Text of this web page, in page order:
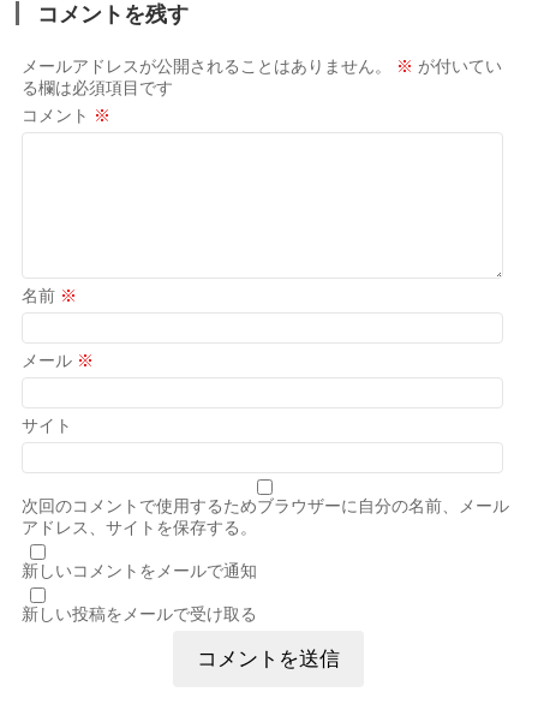
コメントを残す
メールアドレスが公開されることはありません。 ※ が付いてい
る欄は必須項目です
コメント ※
名前 ※
メール ※
サイト
次回のコメントで使用するためブラウザーに自分の名前、メール
アドレス、サイトを保存する。
新しいコメントをメールで通知
新しい投稿をメールで受け取る